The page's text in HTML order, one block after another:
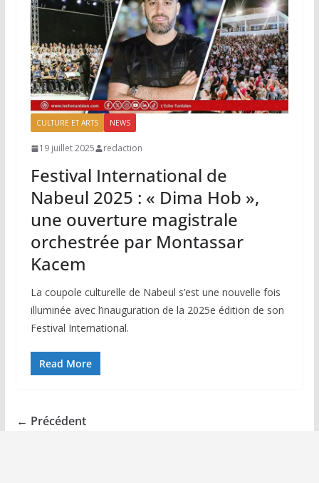
CULTURE ET ARTS NEWS
19 juillet 2025 redaction
Festival International de
Nabeul 2025 : « Dima Hob »,
une ouverture magistrale
orchestrée par Montassar
Kacem
La coupole culturelle de Nabeul s’est une nouvelle fois
illuminée avec l’inauguration de la 2025e édition de son
Festival International.
Read More
← Précédent